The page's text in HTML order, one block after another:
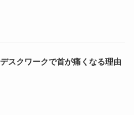
デスクワークで首が痛くなる理由